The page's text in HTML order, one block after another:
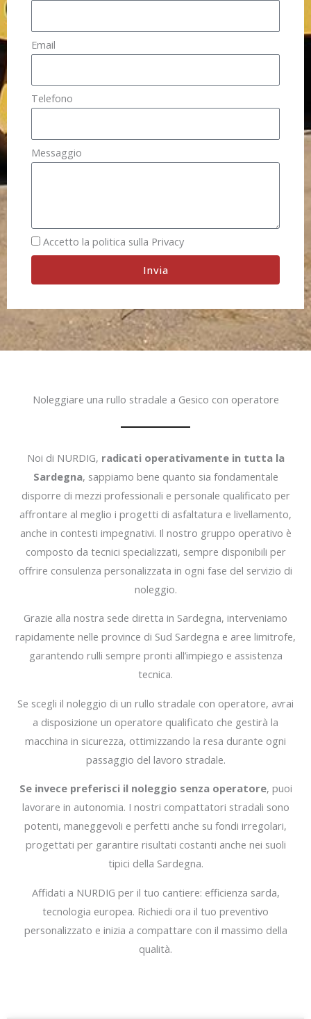
Email
Telefono
Messaggio
Accetto la politica sulla Privacy
Invia
Noleggiare una rullo stradale a Gesico con operatore
Noi di NURDIG, radicati operativamente in tutta la
Sardegna, sappiamo bene quanto sia fondamentale
disporre di mezzi professionali e personale qualificato per
affrontare al meglio i progetti di asfaltatura e livellamento,
anche in contesti impegnativi. Il nostro gruppo operativo è
composto da tecnici specializzati, sempre disponibili per
offrire consulenza personalizzata in ogni fase del servizio di
noleggio.
Grazie alla nostra sede diretta in Sardegna, interveniamo
rapidamente nelle province di Sud Sardegna e aree limitrofe,
garantendo rulli sempre pronti all’impiego e assistenza
tecnica.
Se scegli il noleggio di un rullo stradale con operatore, avrai
a disposizione un operatore qualificato che gestirà la
macchina in sicurezza, ottimizzando la resa durante ogni
passaggio del lavoro stradale.
Se invece preferisci il noleggio senza operatore, puoi
lavorare in autonomia. I nostri compattatori stradali sono
potenti, maneggevoli e perfetti anche su fondi irregolari,
progettati per garantire risultati costanti anche nei suoli
tipici della Sardegna.
Affidati a NURDIG per il tuo cantiere: efficienza sarda,
tecnologia europea. Richiedi ora il tuo preventivo
personalizzato e inizia a compattare con il massimo della
qualità.